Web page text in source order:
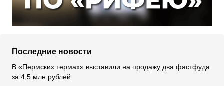
Последние новости
В «Пермских термах» выставили на продажу два фастфуда
за 4,5 млн рублей